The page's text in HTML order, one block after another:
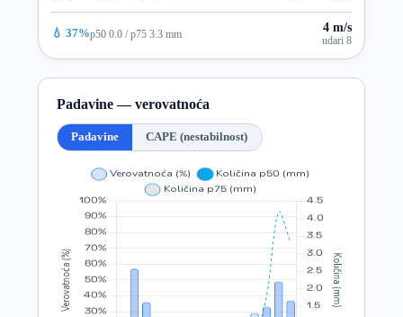
💧 37%p50 0.0 / p75 3.3 mm 4 m/s
udari 8
Padavine — verovatnoća
Padavine CAPE (nestabilnost)